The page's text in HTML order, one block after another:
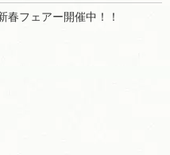
フェアー開催中！！